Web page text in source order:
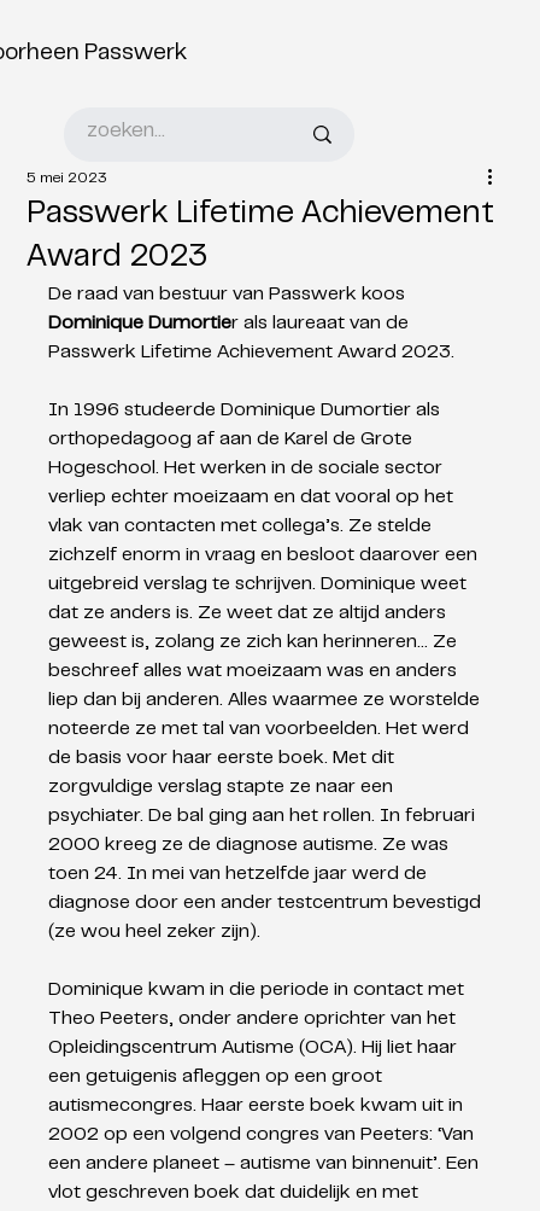
Passwerk
Passwerk Lifetime Achievement
Award 2023
5 mei 2023
De raad van bestuur van Passwerk koos
Dominique Dumortier als laureaat van de
Passwerk Lifetime Achievement Award 2023.
In 1996 studeerde Dominique Dumortier als
orthopedagoog af aan de Karel de Grote
Hogeschool. Het werken in de sociale sector
verliep echter moeizaam en dat vooral op het
vlak van contacten met collega’s. Ze stelde
zichzelf enorm in vraag en besloot daarover een
uitgebreid verslag te schrijven. Dominique weet
dat ze anders is. Ze weet dat ze altijd anders
geweest is, zolang ze zich kan herinneren… Ze
beschreef alles wat moeizaam was en anders
liep dan bij anderen. Alles waarmee ze worstelde
noteerde ze met tal van voorbeelden. Het werd
de basis voor haar eerste boek. Met dit
zorgvuldige verslag stapte ze naar een
psychiater. De bal ging aan het rollen. In februari
2000 kreeg ze de diagnose autisme. Ze was
toen 24. In mei van hetzelfde jaar werd de
diagnose door een ander testcentrum bevestigd
(ze wou heel zeker zijn).
Dominique kwam in die periode in contact met
Theo Peeters, onder andere oprichter van het
Opleidingscentrum Autisme (OCA). Hij liet haar
een getuigenis afleggen op een groot
autismecongres. Haar eerste boek kwam uit in
2002 op een volgend congres van Peeters: ‘Van
een andere planeet – autisme van binnenuit’. Een
vlot geschreven boek dat duidelijk en met